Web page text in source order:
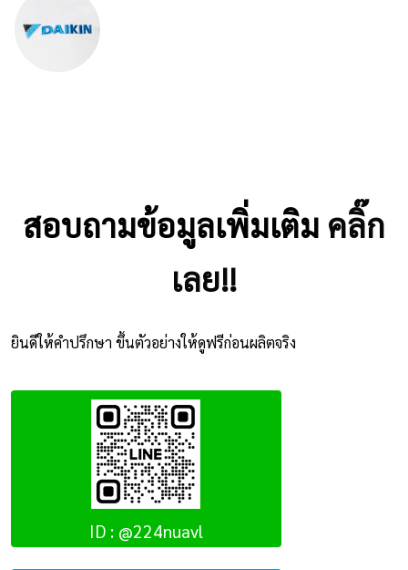
สอบถามข้อมูลเพิ่มเติม คลิ๊ก
เลย!!
ยินดีให้คำปรึกษา ขึ้นตัวอย่างให้ดูฟรีก่อนผลิตจริง
ID : @224nuavl